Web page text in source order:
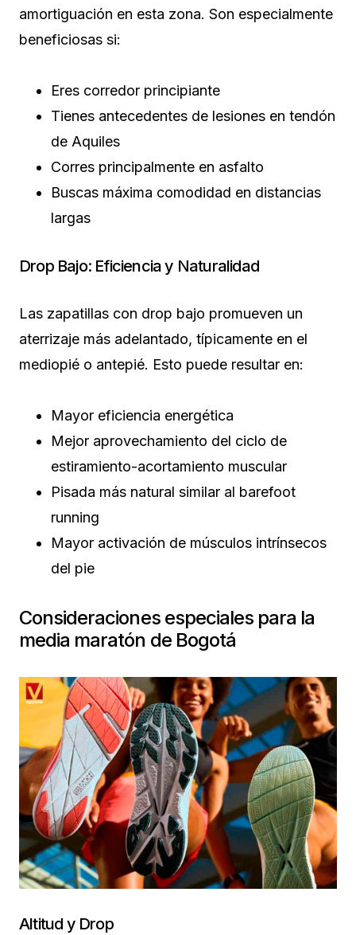
amortiguación en esta zona. Son especialmente
beneficiosas si:
Eres corredor principiante
Tienes antecedentes de lesiones en tendón
de Aquiles
Corres principalmente en asfalto
Buscas máxima comodidad en distancias
largas
Drop Bajo: Eficiencia y Naturalidad
Las zapatillas con drop bajo promueven un
aterrizaje más adelantado, típicamente en el
mediopié o antepié. Esto puede resultar en:
Mayor eficiencia energética
Mejor aprovechamiento del ciclo de
estiramiento-acortamiento muscular
Pisada más natural similar al barefoot
running
Mayor activación de músculos intrínsecos
del pie
Consideraciones especiales para la
media maratón de Bogotá
Altitud y Drop